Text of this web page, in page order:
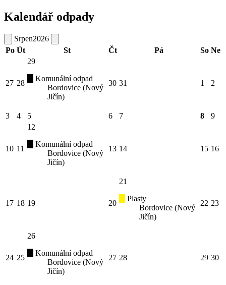
Kalendář odpady
Srpen2026
Po Út St Čt Pá So Ne
27 28
29
Komunální odpad
Bordovice (Nový
Jičín)
30 31 1 2
3 4 5 6 7 8 9
10 11
12
Komunální odpad
Bordovice (Nový
Jičín)
13 14 15 16
17 18 19 20
21
Plasty
Bordovice (Nový
Jičín)
22 23
24 25
26
Komunální odpad
Bordovice (Nový
Jičín)
27 28 29 30